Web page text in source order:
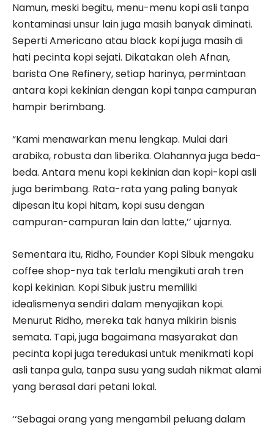
Namun, meski begitu, menu-menu kopi asli tanpa
kontaminasi unsur lain juga masih banyak diminati.
Seperti Americano atau black kopi juga masih di
hati pecinta kopi sejati. Dikatakan oleh Afnan,
barista One Refinery, setiap harinya, permintaan
antara kopi kekinian dengan kopi tanpa campuran
hampir berimbang.
“Kami menawarkan menu lengkap. Mulai dari
arabika, robusta dan liberika. Olahannya juga beda-
beda. Antara menu kopi kekinian dan kopi-kopi asli
juga berimbang. Rata-rata yang paling banyak
dipesan itu kopi hitam, kopi susu dengan
campuran-campuran lain dan latte,’’ ujarnya.
Sementara itu, Ridho, Founder Kopi Sibuk mengaku
coffee shop-nya tak terlalu mengikuti arah tren
kopi kekinian. Kopi Sibuk justru memiliki
idealismenya sendiri dalam menyajikan kopi.
Menurut Ridho, mereka tak hanya mikirin bisnis
semata. Tapi, juga bagaimana masyarakat dan
pecinta kopi juga teredukasi untuk menikmati kopi
asli tanpa gula, tanpa susu yang sudah nikmat alami
yang berasal dari petani lokal.
‘‘Sebagai orang yang mengambil peluang dalam